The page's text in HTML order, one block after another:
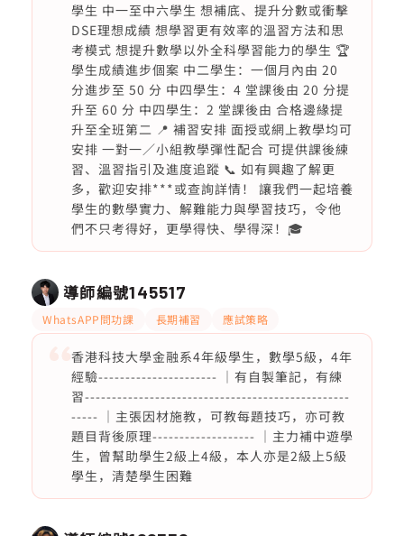
學生 中一至中六學生 想補底、提升分數或衝擊
DSE理想成績 想學習更有效率的溫習方法和思
考模式 想提升數學以外全科學習能力的學生 🏆
學生成績進步個案 中二學生：一個月內由 20
分進步至 50 分 中四學生：4 堂課後由 20 分提
升至 60 分 中四學生：2 堂課後由 合格邊緣提
升至全班第二 📍 補習安排 面授或網上教學均可
安排 一對一／小組教學彈性配合 可提供課後練
習、溫習指引及進度追蹤 📞 如有興趣了解更
多，歡迎安排***或查詢詳情！ 讓我們一起培養
學生的數學實力、解難能力與學習技巧，令他
們不只考得好，更學得快、學得深！🎓
導師編號145517
WhatsAPP問功課 長期補習 應試策略
香港科技大學金融系4年級學生，數學5級，4年
經驗---------------------- ｜有自製筆記，有練
習-------------------------------------------------
----- ｜主張因材施教，可教每題技巧，亦可教
題目背後原理------------------- ｜主力補中遊學
生，曾幫助學生2級上4級，本人亦是2級上5級
學生，清楚學生困難